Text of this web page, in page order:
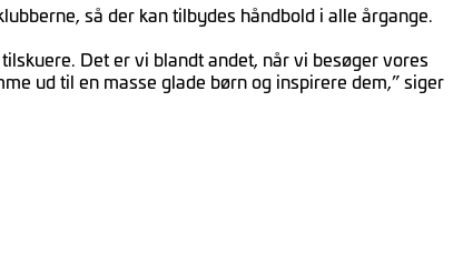
så der kan tilbydes håndbold i alle årgange.
Det er vi blandt andet, når vi besøger vores
ud til en masse glade børn og inspirere dem,” siger